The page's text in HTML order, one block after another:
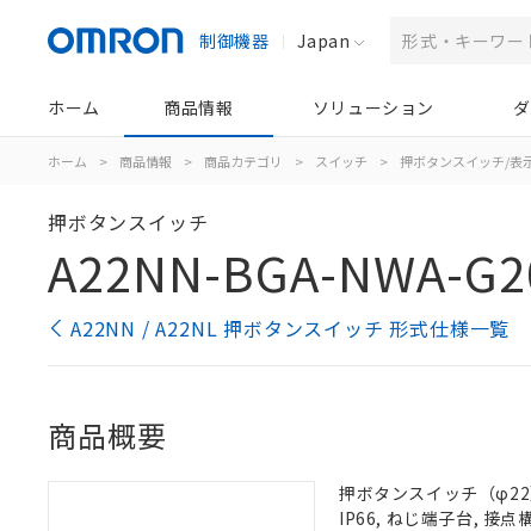
制御機器 Japan
ホーム 商品情報 ソリューション
ホーム > 商品情報 > 商品カテゴリ > スイッチ > 押ボタンスイッチ/表
押ボタンスイッチ
A22NN-BGA-NWA-
A22NN / A22NL 押ボタンスイッチ 形式仕様一覧
商品概要
押ボタンスイッチ（
IP66, ねじ端子台, 接点